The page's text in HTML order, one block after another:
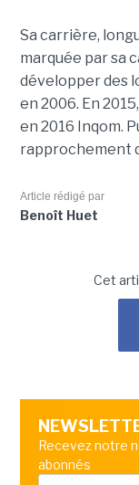
Sa carrière,
marquée par sa
développer des
en 2006. En
en 2016 Inqom.
rapprochement
Article rédigé par
Benoît Huet
Cet
Recevez notre
abonnés